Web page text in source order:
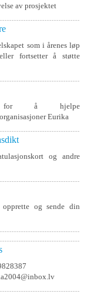
av prosjektet
som i årenes løp
fortsetter å støtte
for å hjelpe
Eurika
og andre
og sende din